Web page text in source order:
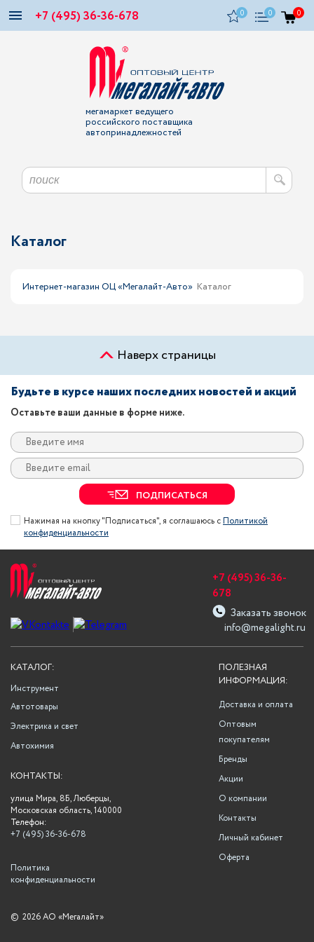
+7 (495) 36-36-678 0 0 0
мегамаркет ведущего
российского поставщика
автопринадлежностей
Каталог
Интернет-магазин ОЦ «Мегалайт-Авто» Каталог
Наверх страницы
Будьте в курсе наших последних новостей и акций
Оставьте ваши данные в форме ниже.
ПОДПИСАТЬСЯ
Нажимая на кнопку "Подписаться", я соглашаюсь сПолитикой
конфиденциальности
info@megalight.ru
+7 (495) 36-36-
678
Заказать звонок
ПОЛЕЗНАЯ
ИНФОРМАЦИЯ:
Доставка и оплата
Оптовым
покупателям
Бренды
Акции
О компании
Контакты
Личный кабинет
Оферта
КАТАЛОГ:
Инструмент
Автотовары
Электрика и свет
Автохимия
КОНТАКТЫ:
улица Мира, 8Б, Люберцы,
Московская область, 140000
Телефон:
+7 (495) 36-36-678
Политика
конфиденциальности
© 2026 АО «Мегалайт»